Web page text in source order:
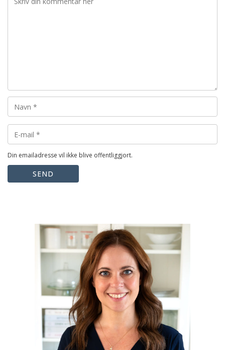
Din emailadresse vil ikke blive offentliggjort.
SEND